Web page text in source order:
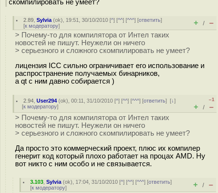
скомпилировать не умеет?
2.89 ,Sylvia (ok), 19:51, 30/10/2010 [^] [^^] [^^^] [ответить]
[к модератору] + / –
> Почему-то для компилятора от Интел таких
новостей не пишут. Неужели он ничего
> серьезного и сложного скомпилировать не умеет?
лицензия ICC сильно ограничивает его использование и
распространение получаемых бинарников,
а qt с ним давно собирается )
2.94 ,User294 (ok), 00:11, 31/10/2010 [^] [^^] [^^^] [ответить][↓]
[к модератору]
–1
+ / –
> Почему-то для компилятора от Интел таких
новостей не пишут. Неужели он ничего
> серьезного и сложного скомпилировать не умеет?
Да просто это коммерческий проект, плюс их компилер
генерит код который плохо работает на процах AMD. Ну
вот никто с ним особо и не связывается.
3.103 ,Sylvia (ok), 17:04, 31/10/2010 [^] [^^] [^^^] [ответить]
[к модератору] + / –